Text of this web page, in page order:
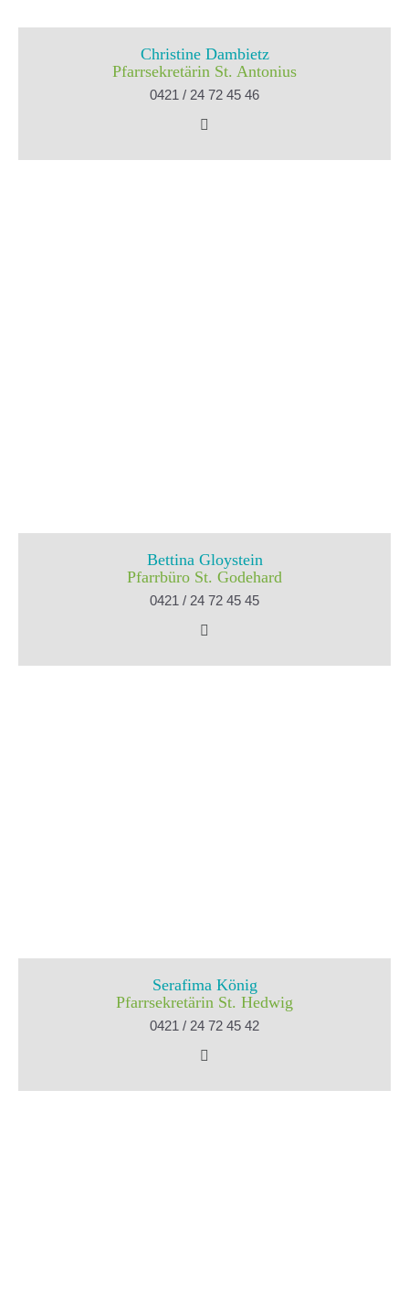
Christine Dambietz
Pfarrsekretärin St. Antonius
0421 / 24 72 45 46
Bettina Gloystein
Pfarrbüro St. Godehard
0421 / 24 72 45 45
Serafima König
Pfarrsekretärin St. Hedwig
0421 / 24 72 45 42